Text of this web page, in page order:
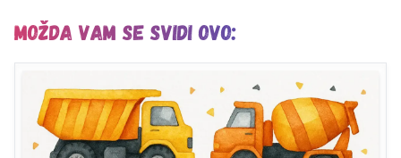
Možda vam se svidi ovo: